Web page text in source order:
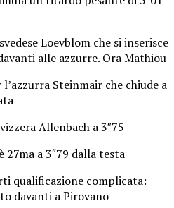
Loevblom che si inserisce
alle azzurre. Ora Mathiou
Steinmair che chiude a
Allenbach a 3″75
27ma a 3″79 dalla testa
qualificazione complicata:
davanti a Pirovano